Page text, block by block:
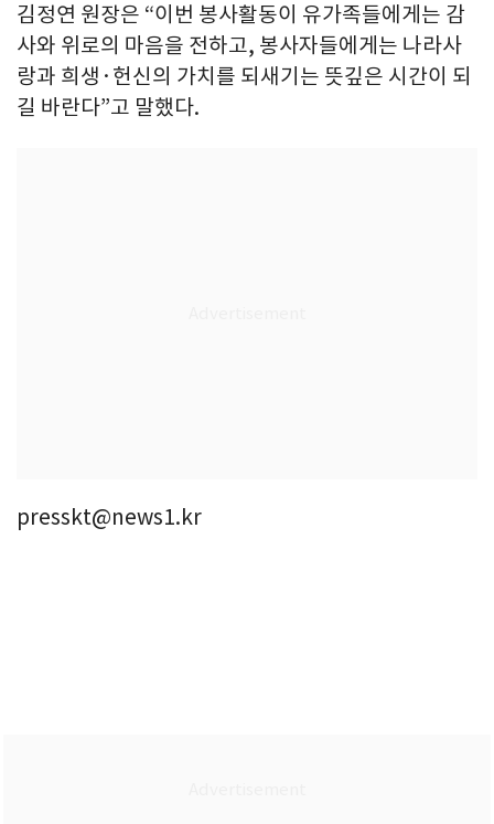
김정연 원장은 “이번 봉사활동이 유가족들에게는 감
사와 위로의 마음을 전하고, 봉사자들에게는 나라사
랑과 희생·헌신의 가치를 되새기는 뜻깊은 시간이 되
길 바란다”고 말했다.
presskt@news1.kr